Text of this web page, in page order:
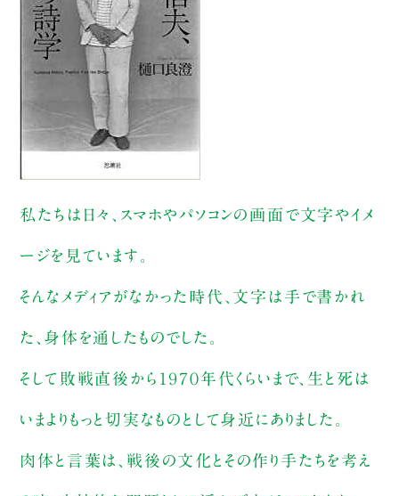
私たちは日々、スマホやパソコンの画面で文字やイメ
ージを見ています。
そんなメディアがなかった時代、文字は手で書かれ
た、身体を通したものでした。
そして敗戦直後から１９７０年代くらいまで、生と死は
いまよりもっと切実なものとして身近にありました。
肉体と言葉は、戦後の文化とその作り手たちを考え